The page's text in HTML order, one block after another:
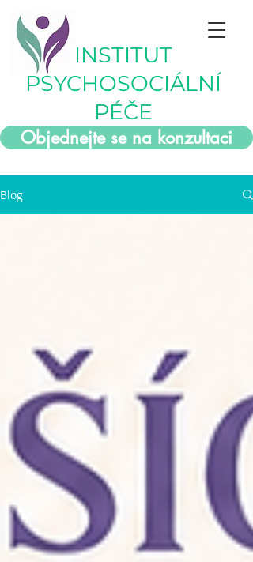
INSTITUT
PSYCHOSOCIÁLNÍ
PÉČE
Objednejte se na konzultaci
Blog